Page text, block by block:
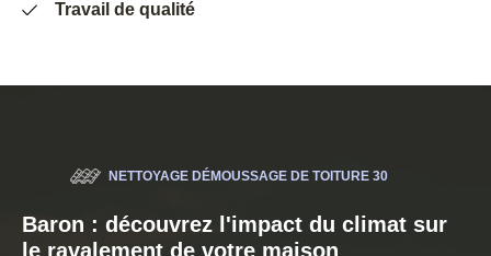
Travail de qualité
NETTOYAGE DÉMOUSSAGE DE TOITURE 30
Baron : découvrez l'impact du climat sur
le ravalement de votre maison